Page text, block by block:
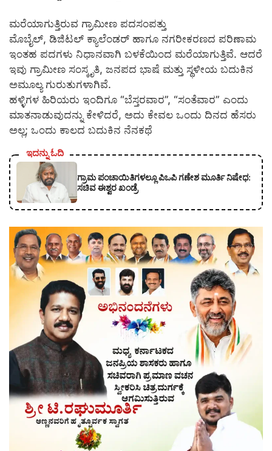
ಮರೆಯಾಗುತ್ತಿರುವ ಗ್ರಾಮೀಣ ಪದಸಂಪತ್ತು
ಮೊಬೈಲ್, ಡಿಜಿಟಲ್ ಕ್ಯಾಲೆಂಡರ್ ಹಾಗೂ ನಗರೀಕರಣದ ಪರಿಣಾಮ
ಇಂತಹ ಪದಗಳು ನಿಧಾನವಾಗಿ ಬಳಕೆಯಿಂದ ಮರೆಯಾಗುತ್ತಿವೆ. ಆದರೆ
ಇವು ಗ್ರಾಮೀಣ ಸಂಸ್ಕೃತಿ, ಜನಪದ ಭಾಷೆ ಮತ್ತು ಸ್ಥಳೀಯ ಬದುಕಿನ
ಅಮೂಲ್ಯ ಗುರುತುಗಳಾಗಿವೆ.
ಹಳ್ಳಿಗಳ ಹಿರಿಯರು ಇಂದಿಗೂ “ಬೆಸ್ತರವಾರ”, “ಸಂತೆವಾರ” ಎಂದು
ಮಾತನಾಡುವುದನ್ನು ಕೇಳಿದರೆ, ಅದು ಕೇವಲ ಒಂದು ದಿನದ ಹೆಸರು
ಅಲ್ಲ; ಒಂದು ಕಾಲದ ಬದುಕಿನ ನೆನಕಥೆ
ಇದನ್ನು ಓದಿ
ಗ್ರಾಮ ಪಂಚಾಯಿತಿಗಳಲ್ಲೂ ಪಿಒಪಿ ಗಣೇಶ ಮೂರ್ತಿ ನಿಷೇಧ:
ಸಚಿವ ಈಶ್ವರ ಖಂಡ್ರೆ